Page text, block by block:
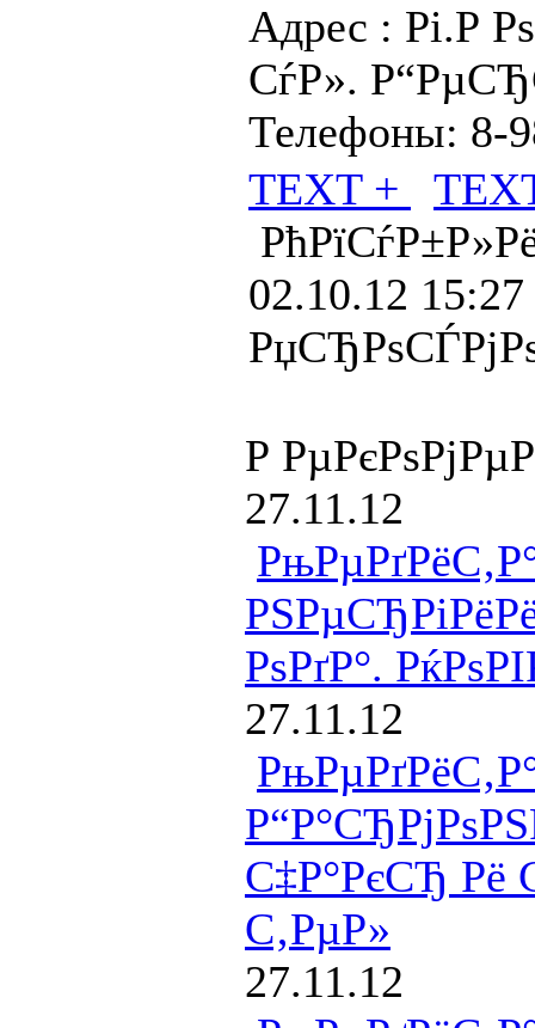
Адрес : Рі.Р
СѓР».
Телефоны: 8-
TEXT +
02.10.12 15:27
Р
27.11.12
РѕРґР°.
27.11.12
С‡Р°РєСЂ Рё
С‚РµР»
27.11.12